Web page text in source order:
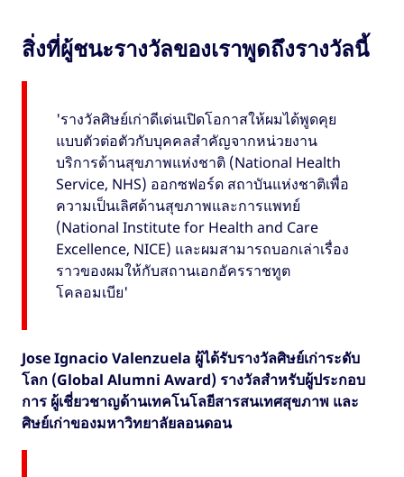
สิ่งที่ผู้ชนะรางวัลของเราพูดถึงรางวัลนี้
'รางวัลศิษย์เก่าดีเด่นเปิดโอกาสให้ผมได้พูดคุย
แบบตัวต่อตัวกับบุคคลสำคัญจากหน่วยงาน
บริการด้านสุขภาพแห่งชาติ (National Health
Service, NHS) ออกซฟอร์ด สถาบันแห่งชาติเพื่อ
ความเป็นเลิศด้านสุขภาพและการแพทย์
(National Institute for Health and Care
Excellence, NICE) และผมสามารถบอกเล่าเรื่อง
ราวของผมให้กับสถานเอกอัครราชทูต
โคลอมเบีย'
Jose Ignacio Valenzuela ผู้ได้รับรางวัลศิษย์เก่าระดับ
โลก (Global Alumni Award) รางวัลสำหรับผู้ประกอบ
การ ผู้เชี่ยวชาญด้านเทคโนโลยีสารสนเทศสุขภาพ และ
ศิษย์เก่าของมหาวิทยาลัยลอนดอน